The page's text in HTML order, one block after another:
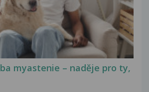
myastenie – naděje pro ty,